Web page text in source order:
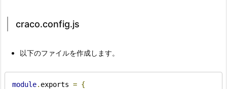
craco.config.js
以下のファイルを作成します。
module. exports = {